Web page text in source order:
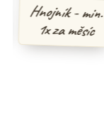
Hnojník - min.
1x za měsíc